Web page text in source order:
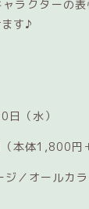
ラクターの
す♪
（水）
本体1,800円
／オールカ